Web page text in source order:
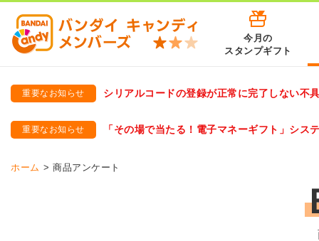
今月の
スタンプギフト
重要なお知らせ
シリアルコードの登録が正常に完了しない不
重要なお知らせ
「その場で当たる！電子マネーギフト」シス
ホーム 商品アンケート